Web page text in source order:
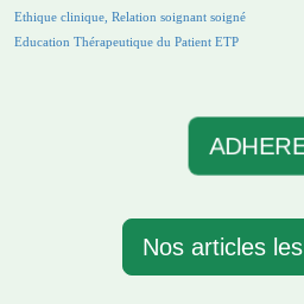
Ethique clinique, Relation soignant soigné
Education Thérapeutique du Patient ETP
Nos articles